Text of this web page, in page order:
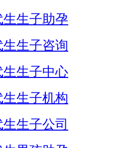
生生子助孕
生子咨询
生生子中心
生子机构
生子公司